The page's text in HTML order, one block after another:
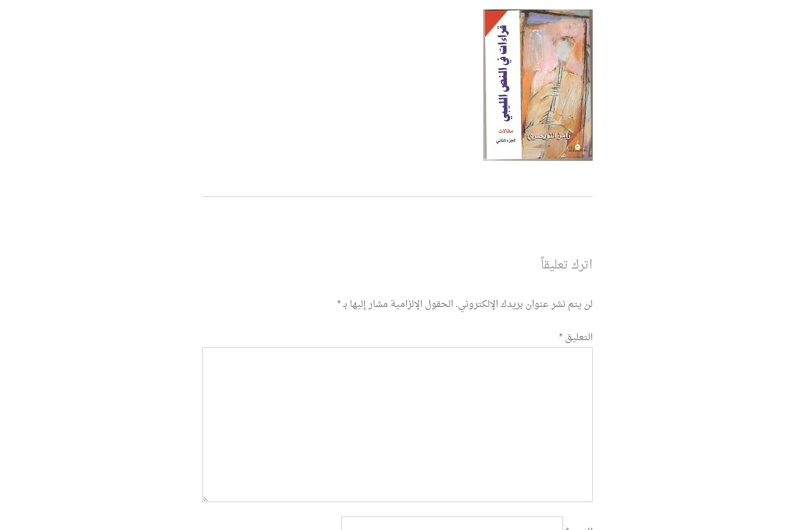
اترك تعليقاً
لن يتم نشر عنوان بريدك الإلكتروني. الحقول الإلزامية مشار إليها بـ*
التعليق*